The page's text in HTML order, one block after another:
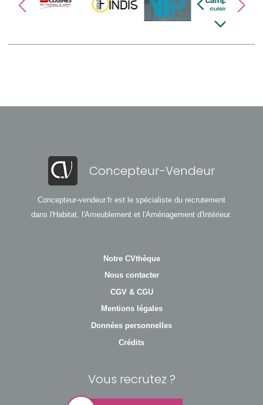
Concepteur-Vendeur
Concepteur-vendeur.fr est le spécialiste du recrutement
dans l'Habitat, l'Ameublement et l'Aménagement d'Intérieur.
Notre CVthèque
Nous contacter
CGV & CGU
Mentions légales
Données personnelles
Crédits
Vous recrutez ?